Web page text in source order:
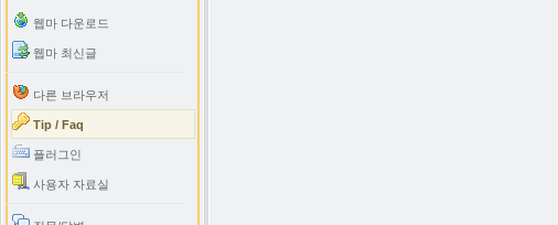
웹마 다운로드
웹마 최신글
다른 브라우저
Tip / Faq
플러그인
사용자 자료실